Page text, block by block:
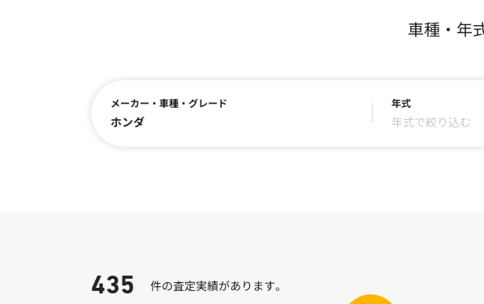
車種・年
メーカー・車種・グレード
ホンダ
年式
年式で絞り込む
435 件の査定実績があります。